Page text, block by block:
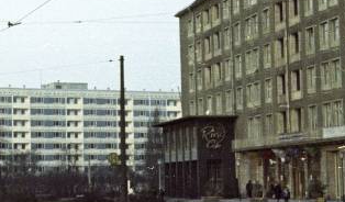
1965 · Pápa
Lajos utca, háttérben a Nagytemplom.
1965 · Szántód
rév.